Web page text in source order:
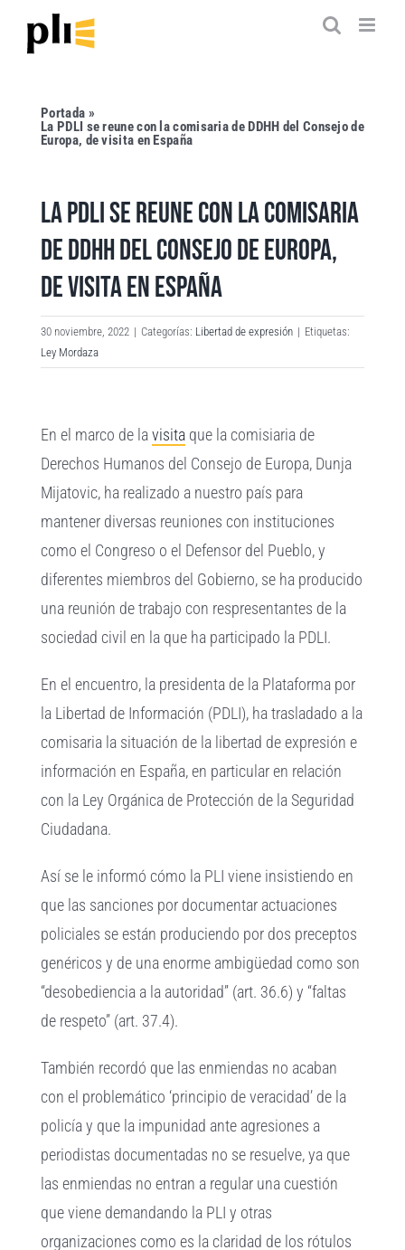
Portada »
La PDLI se reune con la comisaria de DDHH del Consejo de
Europa, de visita en España
LA PDLI SE REUNE CON LA COMISARIA
DE DDHH DEL CONSEJO DE EUROPA,
DE VISITA EN ESPAÑA
30 noviembre, 2022 | Categorías: Libertad de expresión | Etiquetas:
Ley Mordaza
imagen
más
grande
En el marco de lavisita que la comisiaria de
Derechos Humanos del Consejo de Europa, Dunja
Mijatovic, ha realizado a nuestro país para
mantener diversas reuniones con instituciones
como el Congreso o el Defensor del Pueblo, y
diferentes miembros del Gobierno, se ha producido
una reunión de trabajo con respresentantes de la
sociedad civil en la que ha participado la PDLI.
En el encuentro, la presidenta de la Plataforma por
la Libertad de Información (PDLI), ha trasladado a la
comisaria la situación de la libertad de expresión e
información en España, en particular en relación
con la Ley Orgánica de Protección de la Seguridad
Ciudadana.
Así se le informó cómo la PLI viene insistiendo en
que las sanciones por documentar actuaciones
policiales se están produciendo por dos preceptos
genéricos y de una enorme ambigüedad como son
“desobediencia a la autoridad” (art. 36.6) y “faltas
de respeto” (art. 37.4).
También recordó que las enmiendas no acaban
con el problemático ‘principio de veracidad’ de la
policía y que la impunidad ante agresiones a
periodistas documentadas no se resuelve, ya que
las enmiendas no entran a regular una cuestión
que viene demandando la PLI y otras
organizaciones como es la claridad de los rótulos